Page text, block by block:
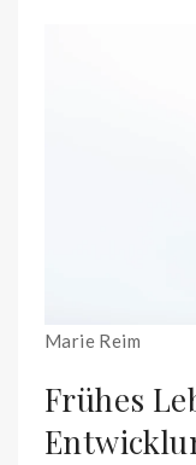
Marie Reim
Frühes